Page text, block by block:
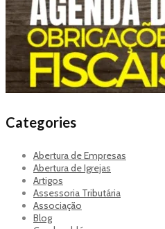
Categories
Abertura de Empresas
Abertura de Igrejas
Artigos
Assessoria Tributária
Associação
Blog